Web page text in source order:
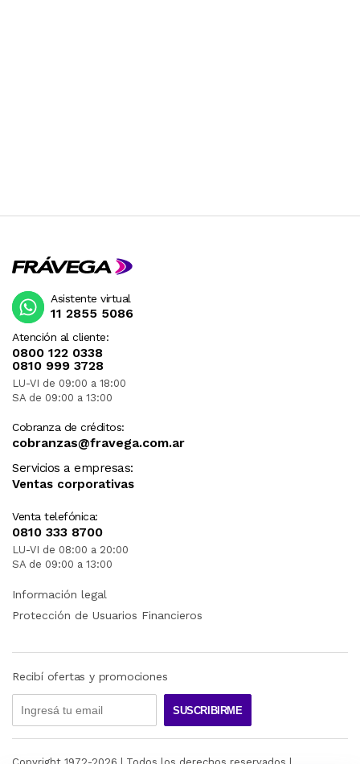
Atención al cliente:
0800 122 0338
0810 999 3728
LU-VI de 09:00 a 18:00
SA de 09:00 a 13:00
Cobranza de créditos:
cobranzas@fravega.com.ar
Servicios a empresas:
Ventas corporativas
Venta telefónica:
0810 333 8700
LU-VI de 08:00 a 20:00
SA de 09:00 a 13:00
Asistente virtual
11 2855 5086
Información legal
Protección de Usuarios Financieros
Recibí ofertas y promociones
SUSCRIBIRME